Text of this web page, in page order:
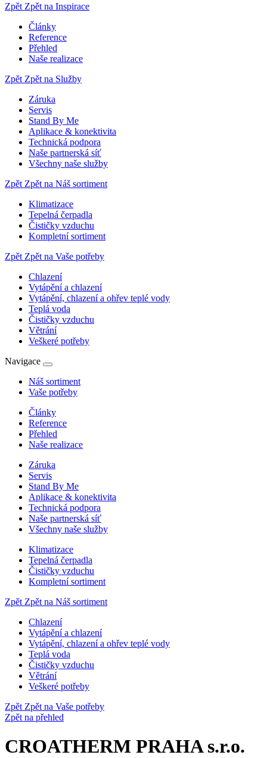
Zpět Zpět na Inspirace
Články
Reference
Přehled
Naše realizace
Zpět Zpět na Služby
Záruka
Servis
Stand By Me
Aplikace & konektivita
Technická podpora
Naše partnerská síť
Všechny naše služby
Zpět Zpět na Náš sortiment
Klimatizace
Tepelná čerpadla
Čističky vzduchu
Kompletní sortiment
Zpět Zpět na Vaše potřeby
Chlazení
Vytápění a chlazení
Vytápění, chlazení a ohřev teplé vody
Teplá voda
Čističky vzduchu
Větrání
Veškeré potřeby
Navigace
Náš sortiment
Vaše potřeby
Články
Reference
Přehled
Naše realizace
Záruka
Servis
Stand By Me
Aplikace & konektivita
Technická podpora
Naše partnerská síť
Všechny naše služby
Klimatizace
Tepelná čerpadla
Čističky vzduchu
Kompletní sortiment
Zpět Zpět na Náš sortiment
Chlazení
Vytápění a chlazení
Vytápění, chlazení a ohřev teplé vody
Teplá voda
Čističky vzduchu
Větrání
Veškeré potřeby
Zpět Zpět na Vaše potřeby
Zpět na přehled
CROATHERM PRAHA s.r.o.